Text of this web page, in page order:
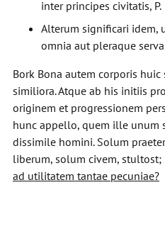
inter principes civitatis, P.
Alterum significari idem,
omnia aut pleraque
Bork Bona autem corporis
similiora. Atque ab his initiis
originem et progressionem
hunc appello, quem ille unum
dissimile homini. Solum
liberum, solum civem,
ad utilitatem tantae pecuniae?